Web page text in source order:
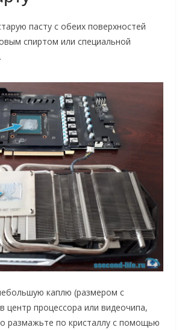
пасту с обеих поверхностей
спиртом или специальной
каплю (размером с
центр процессора или видеочипа,
размажьте по кристаллу с помощью